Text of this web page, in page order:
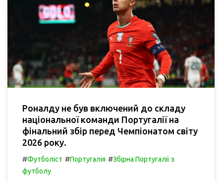
Роналду не був включений до складу
національної команди Португалії на
фінальний збір перед Чемпіонатом світу
2026 року.
#Футболіст #Португалія #Збірна Португалії з
футболу